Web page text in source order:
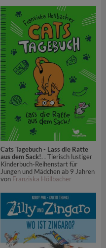
Cats Tagebuch - Lass die Ratte
aus dem Sack!. . Tierisch lustiger
Kinderbuch-Reihenstart für
Jungen und Mädchen ab 9 Jahren
von Franziska Höllbacher